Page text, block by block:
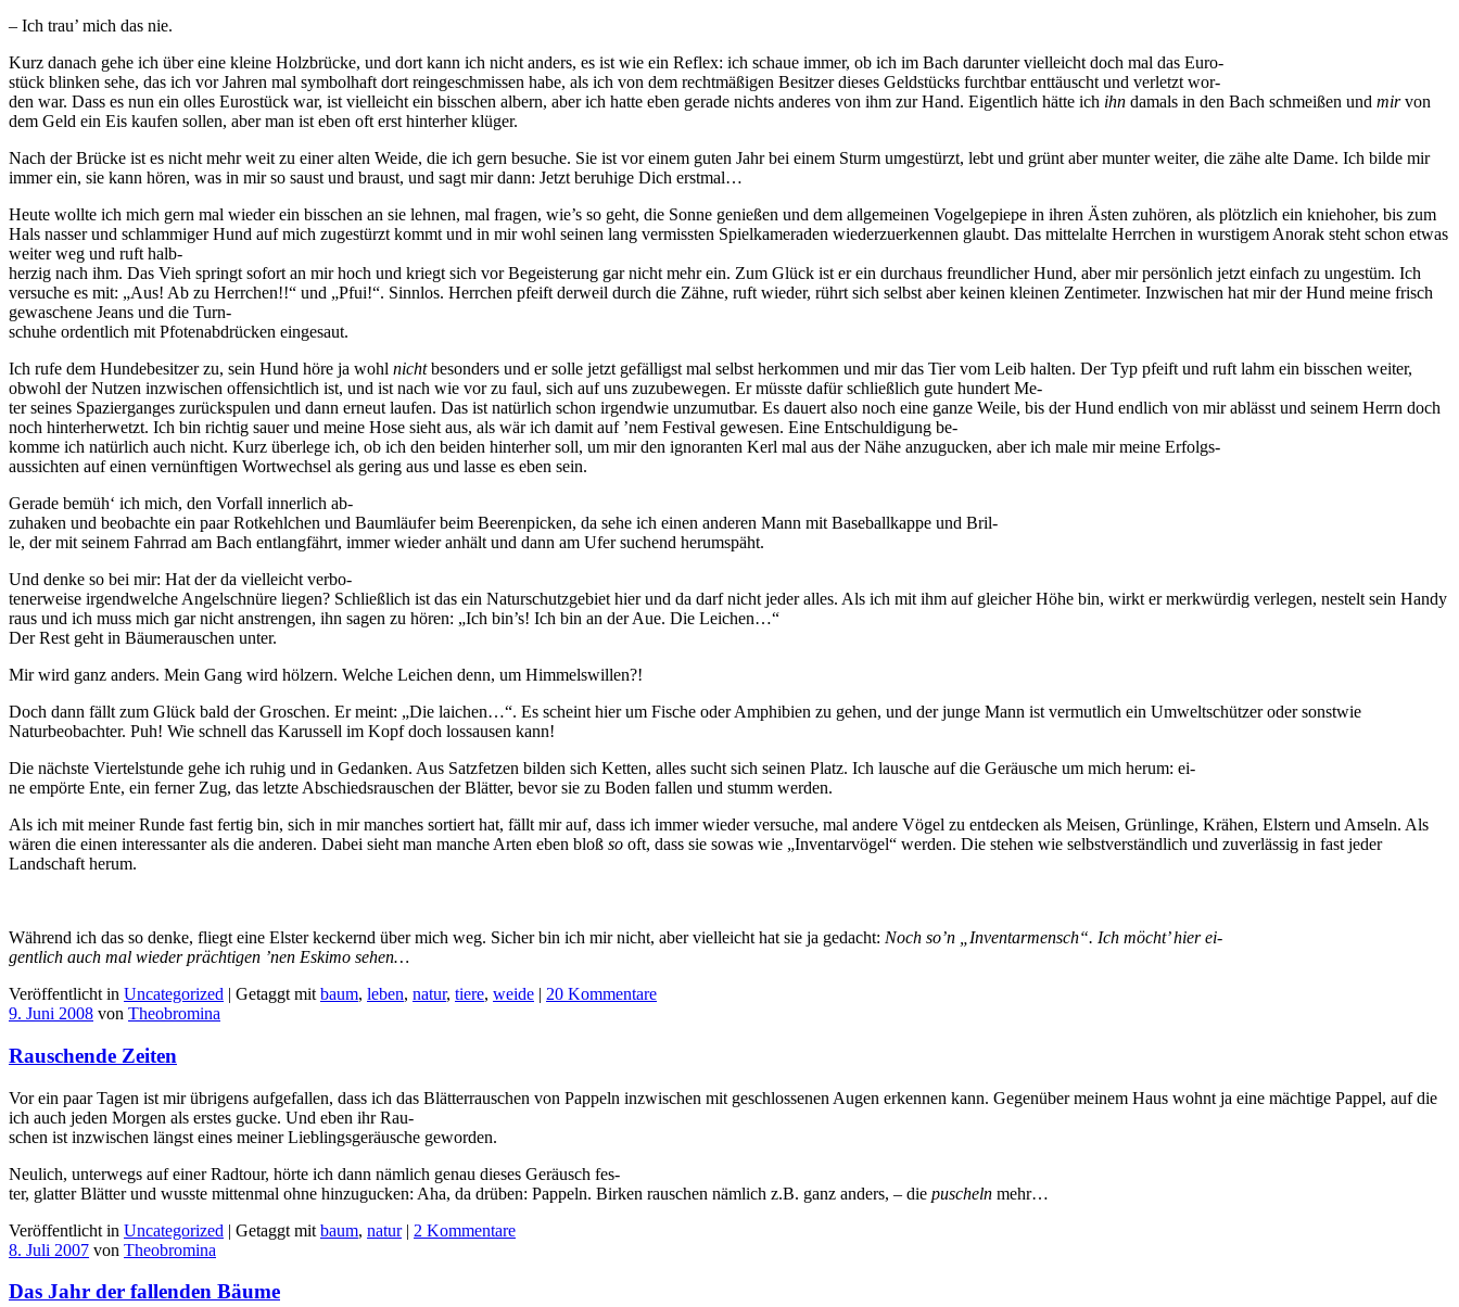
– Ich trau’ mich das nie.
Kurz danach gehe ich über eine kleine Holzbrücke, und dort kann ich nicht anders, es ist wie ein Reflex: ich schaue immer, ob ich im Bach darunter vielleicht doch mal das Euro-
stück blinken sehe, das ich vor Jahren mal symbolhaft dort reingeschmissen habe, als ich von dem rechtmäßigen Besitzer dieses Geldstücks furchtbar enttäuscht und verletzt wor-
den war. Dass es nun ein olles Eurostück war, ist vielleicht ein bisschen albern, aber ich hatte eben gerade nichts anderes von ihm zur Hand. Eigentlich hätte ich ihn damals in den Bach schmeißen und mirvon
dem Geld ein Eis kaufen sollen, aber man ist eben oft erst hinterher klüger.
Nach der Brücke ist es nicht mehr weit zu einer alten Weide, die ich gern besuche. Sie ist vor einem guten Jahr bei einem Sturm umgestürzt, lebt und grünt aber munter weiter, die zähe alte Dame. Ich bilde mir
immer ein, sie kann hören, was in mir so saust und braust, und sagt mir dann: Jetzt beruhige Dich erstmal…
Heute wollte ich mich gern mal wieder ein bisschen an sie lehnen, mal fragen, wie’s so geht, die Sonne genießen und dem allgemeinen Vogelgepiepe in ihren Ästen zuhören, als plötzlich ein kniehoher, bis zum
Hals nasser und schlammiger Hund auf mich zugestürzt kommt und in mir wohl seinen lang vermissten Spielkameraden wiederzuerkennen glaubt. Das mittelalte Herrchen in wurstigem Anorak steht schon etwas
weiter weg und ruft halb-
herzig nach ihm. Das Vieh springt sofort an mir hoch und kriegt sich vor Begeisterung gar nicht mehr ein. Zum Glück ist er ein durchaus freundlicher Hund, aber mir persönlich jetzt einfach zu ungestüm. Ich
versuche es mit: „Aus! Ab zu Herrchen!!“ und „Pfui!“. Sinnlos. Herrchen pfeift derweil durch die Zähne, ruft wieder, rührt sich selbst aber keinen kleinen Zentimeter. Inzwischen hat mir der Hund meine frisch
gewaschene Jeans und die Turn-
schuhe ordentlich mit Pfotenabdrücken eingesaut.
Ich rufe dem Hundebesitzer zu, sein Hund höre ja wohl nichtbesonders und er solle jetzt gefälligst mal selbst herkommen und mir das Tier vom Leib halten. Der Typ pfeift und ruft lahm ein bisschen weiter,
obwohl der Nutzen inzwischen offensichtlich ist, und ist nach wie vor zu faul, sich auf uns zuzubewegen. Er müsste dafür schließlich gute hundert Me-
ter seines Spazierganges zurückspulen und dann erneut laufen. Das ist natürlich schon irgendwie unzumutbar. Es dauert also noch eine ganze Weile, bis der Hund endlich von mir ablässt und seinem Herrn doch
noch hinterherwetzt. Ich bin richtig sauer und meine Hose sieht aus, als wär ich damit auf ’nem Festival gewesen. Eine Entschuldigung be-
komme ich natürlich auch nicht. Kurz überlege ich, ob ich den beiden hinterher soll, um mir den ignoranten Kerl mal aus der Nähe anzugucken, aber ich male mir meine Erfolgs-
aussichten auf einen vernünftigen Wortwechsel als gering aus und lasse es eben sein.
Gerade bemüh‘ ich mich, den Vorfall innerlich ab-
zuhaken und beobachte ein paar Rotkehlchen und Baumläufer beim Beerenpicken, da sehe ich einen anderen Mann mit Baseballkappe und Bril-
le, der mit seinem Fahrrad am Bach entlangfährt, immer wieder anhält und dann am Ufer suchend herumspäht.
Und denke so bei mir: Hat der da vielleicht verbo-
tenerweise irgendwelche Angelschnüre liegen? Schließlich ist das ein Naturschutzgebiet hier und da darf nicht jeder alles. Als ich mit ihm auf gleicher Höhe bin, wirkt er merkwürdig verlegen, nestelt sein Handy
raus und ich muss mich gar nicht anstrengen, ihn sagen zu hören: „Ich bin’s! Ich bin an der Aue. Die Leichen…“
Der Rest geht in Bäumerauschen unter.
Mir wird ganz anders. Mein Gang wird hölzern. Welche Leichen denn, um Himmelswillen?!
Doch dann fällt zum Glück bald der Groschen. Er meint: „Die laichen…“. Es scheint hier um Fische oder Amphibien zu gehen, und der junge Mann ist vermutlich ein Umweltschützer oder sonstwie
Naturbeobachter. Puh! Wie schnell das Karussell im Kopf doch lossausen kann!
Die nächste Viertelstunde gehe ich ruhig und in Gedanken. Aus Satzfetzen bilden sich Ketten, alles sucht sich seinen Platz. Ich lausche auf die Geräusche um mich herum: ei-
ne empörte Ente, ein ferner Zug, das letzte Abschiedsrauschen der Blätter, bevor sie zu Boden fallen und stumm werden.
Als ich mit meiner Runde fast fertig bin, sich in mir manches sortiert hat, fällt mir auf, dass ich immer wieder versuche, mal andere Vögel zu entdecken als Meisen, Grünlinge, Krähen, Elstern und Amseln. Als
wären die einen interessanter als die anderen. Dabei sieht man manche Arten eben bloß so oft, dass sie sowas wie „Inventarvögel“ werden. Die stehen wie selbstverständlich und zuverlässig in fast jeder
Landschaft herum.
Während ich das so denke, fliegt eine Elster keckernd über mich weg. Sicher bin ich mir nicht, aber vielleicht hat sie ja gedacht: Noch so’n „Inventarmensch“. Ich möcht’ hier ei-
gentlich auch mal wieder prächtigen ’nen Eskimo sehen…
Veröffentlicht in Uncategorized | Getaggt mit baum, leben, natur, tiere, weide | 20 Kommentare
9. Juni 2008 von Theobromina
Rauschende Zeiten
Vor ein paar Tagen ist mir übrigens aufgefallen, dass ich das Blätterrauschen von Pappeln inzwischen mit geschlossenen Augen erkennen kann. Gegenüber meinem Haus wohnt ja eine mächtige Pappel, auf die
ich auch jeden Morgen als erstes gucke. Und eben ihr Rau-
schen ist inzwischen längst eines meiner Lieblingsgeräusche geworden.
Neulich, unterwegs auf einer Radtour, hörte ich dann nämlich genau dieses Geräusch fes-
ter, glatter Blätter und wusste mittenmal ohne hinzugucken: Aha, da drüben: Pappeln. Birken rauschen nämlich z.B. ganz anders, – die puscheln mehr…
Veröffentlicht in Uncategorized | Getaggt mit baum, natur | 2 Kommentare
8. Juli 2007 von Theobromina
Das Jahr der fallenden Bäume